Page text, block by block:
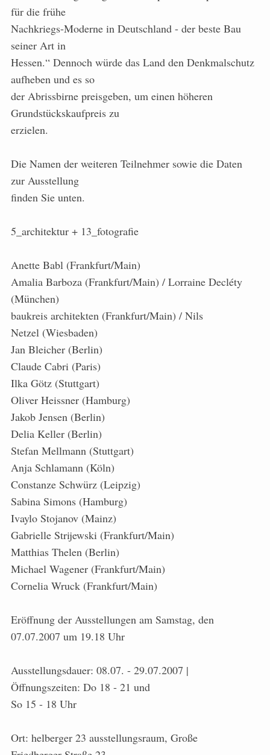
für die frühe
Nachkriegs-Moderne in Deutschland - der beste Bau
seiner Art in
Hessen.“ Dennoch würde das Land den Denkmalschutz
aufheben und es so
der Abrissbirne preisgeben, um einen höheren
Grundstückskaufpreis zu
erzielen.
Die Namen der weiteren Teilnehmer sowie die Daten
zur Ausstellung
finden Sie unten.
5_architektur + 13_fotografie
Anette Babl (Frankfurt/Main)
Amalia Barboza (Frankfurt/Main) / Lorraine Decléty
(München)
baukreis architekten (Frankfurt/Main) / Nils
Netzel (Wiesbaden)
Jan Bleicher (Berlin)
Claude Cabri (Paris)
Ilka Götz (Stuttgart)
Oliver Heissner (Hamburg)
Jakob Jensen (Berlin)
Delia Keller (Berlin)
Stefan Mellmann (Stuttgart)
Anja Schlamann (Köln)
Constanze Schwürz (Leipzig)
Sabina Simons (Hamburg)
Ivaylo Stojanov (Mainz)
Gabrielle Strijewski (Frankfurt/Main)
Matthias Thelen (Berlin)
Michael Wagener (Frankfurt/Main)
Cornelia Wruck (Frankfurt/Main)
Eröffnung der Ausstellungen am Samstag, den
07.07.2007 um 19.18 Uhr
Ausstellungsdauer: 08.07. - 29.07.2007 |
Öffnungszeiten: Do 18 - 21 und
So 15 - 18 Uhr
Ort: helberger 23 ausstellungsraum, Große